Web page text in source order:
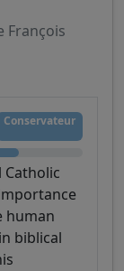
François
Conservateur
human
biblical